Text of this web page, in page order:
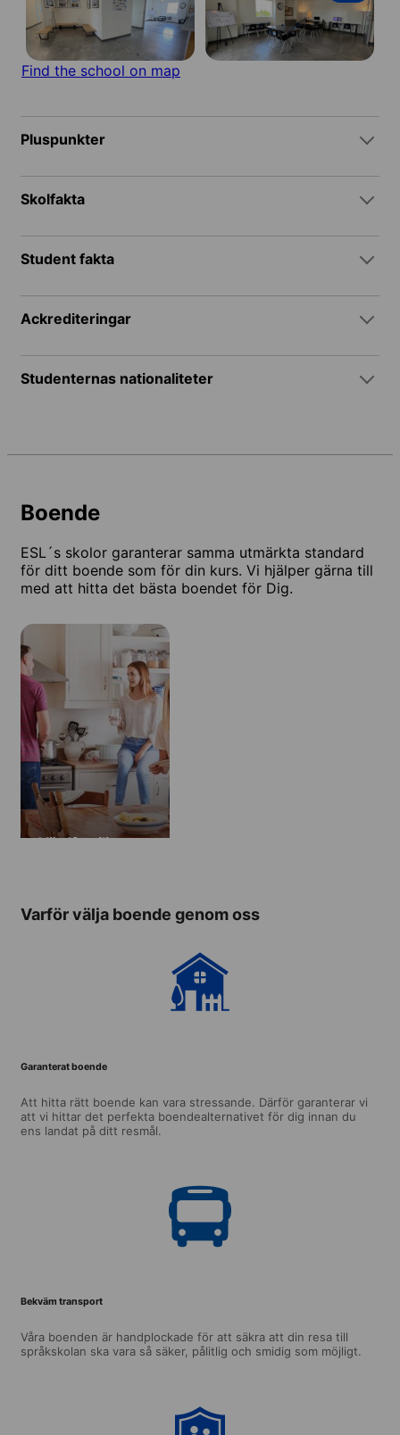
Find the school on map
Pluspunkter
Skolfakta
Student fakta
Ackrediteringar
Studenternas nationaliteter
Boende
ESL´s skolor garanterar samma utmärkta standard
för ditt boende som för din kurs. Vi hjälper gärna till
med att hitta det bästa boendet för Dig.
Värdfamilj
Varför välja boende genom oss
Garanterat boende
Att hitta rätt boende kan vara stressande. Därför garanterar vi
att vi hittar det perfekta boendealternativet för dig innan du
ens landat på ditt resmål.
Bekväm transport
Våra boenden är handplockade för att säkra att din resa till
språkskolan ska vara så säker, pålitlig och smidig som möjligt.